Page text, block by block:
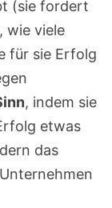
(sie fordert
wie viele
für sie Erfolg
, indem sie
etwas
das